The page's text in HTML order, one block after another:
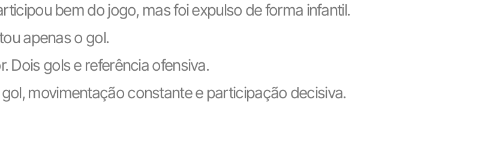
bem do jogo, mas foi expulso de forma infantil.
apenas o gol.
Dois gols e referência ofensiva.
movimentação constante e participação decisiva.